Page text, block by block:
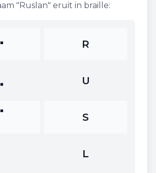
"Ruslan" eruit in braille:
R
U
S
L